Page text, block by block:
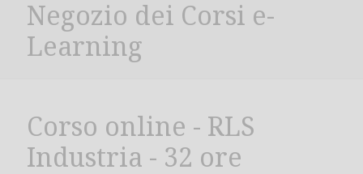
Negozio dei Corsi e-
Learning
Corso online - RLS
Industria - 32 ore